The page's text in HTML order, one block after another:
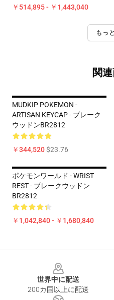
￥514,895 - ￥1,443,040
もっ
関
MUDKIP POKEMON -
ARTISAN KEYCAP - ブレーク
ウッドンBR2812
￥344,520$23.76
ポケモンワールド - WRIST
REST - ブレークウッドン
BR2812
￥1,042,840 - ￥1,680,840
世界中に配送
200カ国以上に配送